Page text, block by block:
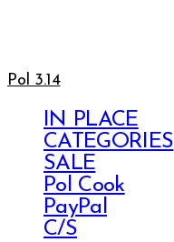
Pol 3.14
IN PLACE
CATEGORIES
SALE
Pol Cook
PayPal
C/S